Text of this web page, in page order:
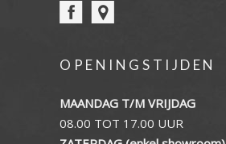
OPENINGSTIJDEN
MAANDAG T/M VRIJDAG
08.00 TOT 17.00 UUR